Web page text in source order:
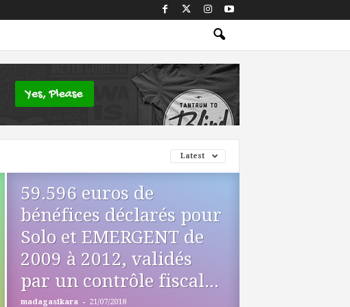
Latest
59.596 euros de
bénéfices déclarés pour
Solo et EMERGENT de
2009 à 2012, validés
par un contrôle fiscal...
madagasikara - 21/07/2018